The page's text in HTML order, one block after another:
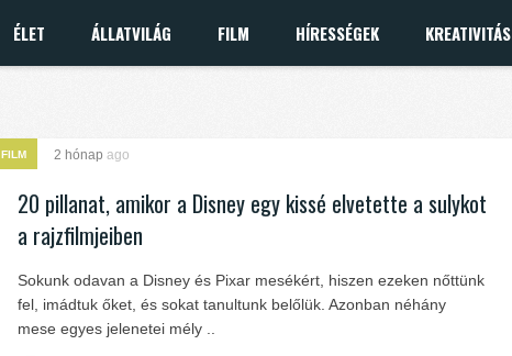
ÉLET ÁLLATVILÁG FILM HÍRESSÉGEK KREATIVITÁS
FILM 2 hónap ago
20 pillanat, amikor a Disney egy kissé elvetette a sulykot
a rajzfilmjeiben
Sokunk odavan a Disney és Pixar mesékért, hiszen ezeken nőttünk
fel, imádtuk őket, és sokat tanultunk belőlük. Azonban néhány
mese egyes jelenetei mély ..